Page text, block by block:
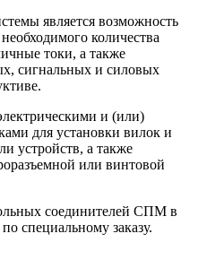
является возможность
количества
токи, а также
сигнальных и силовых
и (или)
для установки вилок и
устройств, а также
или винтовой
соединителей СПМ в
специальному заказу.